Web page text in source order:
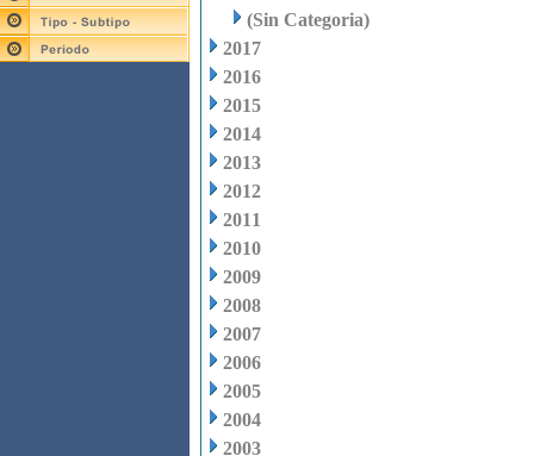
(Sin Categoria)
2017
2016
2015
2014
2013
2012
2011
2010
2009
2008
2007
2006
2005
2004
2003